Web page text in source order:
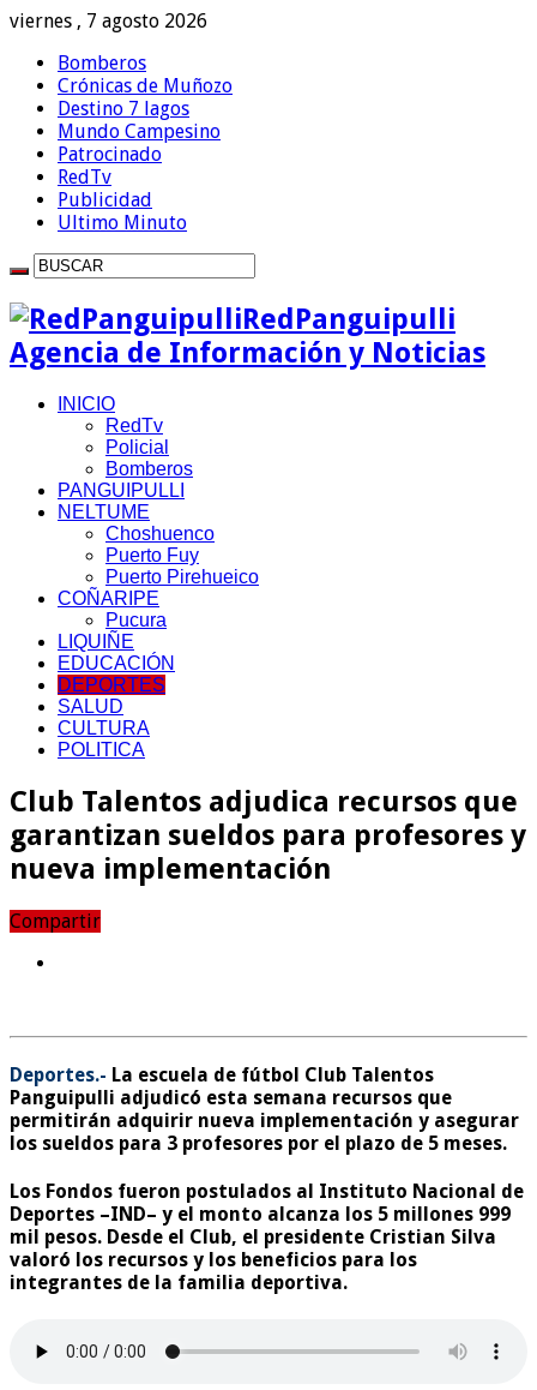
viernes , 7 agosto 2026
Bomberos
Crónicas de Muñozo
Destino 7 lagos
Mundo Campesino
Patrocinado
RedTv
Publicidad
Ultimo Minuto
RedPanguipulli
Agencia de Información y Noticias
INICIO
RedTv
Policial
Bomberos
PANGUIPULLI
NELTUME
Choshuenco
Puerto Fuy
Puerto Pirehueico
COÑARIPE
Pucura
LIQUIÑE
EDUCACIÓN
DEPORTES
SALUD
CULTURA
POLITICA
Club Talentos adjudica recursos que
garantizan sueldos para profesores y
nueva implementación
Compartir
Deportes.- La escuela de fútbol Club Talentos
Panguipulli adjudicó esta semana recursos que
permitirán adquirir nueva implementación y asegurar
los sueldos para 3 profesores por el plazo de 5 meses.
Los Fondos fueron postulados al Instituto Nacional de
Deportes –IND– y el monto alcanza los 5 millones 999
mil pesos. Desde el Club, el presidente Cristian Silva
valoró los recursos y los beneficios para los
integrantes de la familia deportiva.